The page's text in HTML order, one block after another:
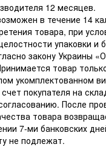
12 месяцев.
в течение 14
товара, при
упаковки и
закону Украины
товар
укомплектованном
покупателя на
После
товара
7-ми банковских
не подлежат.